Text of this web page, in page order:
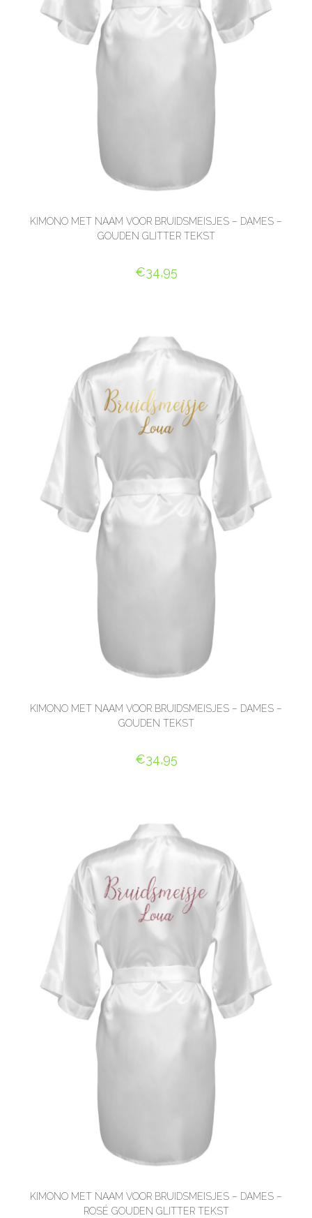
KIMONO MET NAAM VOOR BRUIDSMEISJES – DAMES –
GOUDEN GLITTER TEKST
€34,95
KIMONO MET NAAM VOOR BRUIDSMEISJES – DAMES –
GOUDEN TEKST
€34,95
KIMONO MET NAAM VOOR BRUIDSMEISJES – DAMES –
ROSÉ GOUDEN GLITTER TEKST